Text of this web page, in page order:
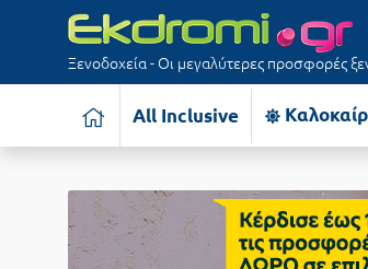
Ξενοδοχεία - Οι μεγαλύτερες προσφορές
All Inclusive